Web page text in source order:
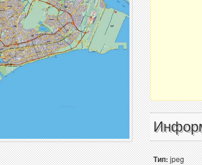
Тип:jpeg